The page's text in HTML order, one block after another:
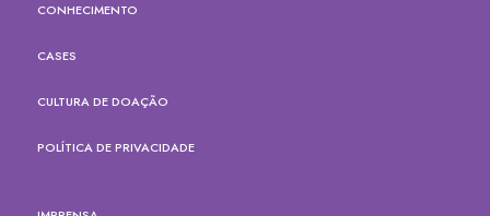
CONHECIMENTO
CASES
CULTURA DE DOAÇÃO
POLÍTICA DE PRIVACIDADE